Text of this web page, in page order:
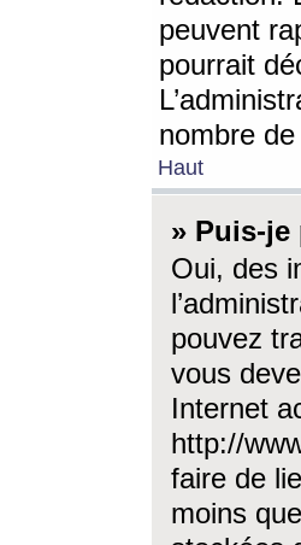
peuvent
pourrait
nombre
Haut
» Puis-je
Oui, des
pouvez
vous
Internet
http://
faire de
moins